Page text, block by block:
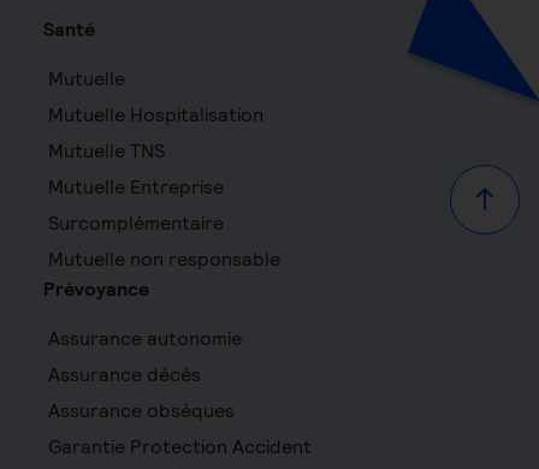
Haut
Santé
Mutuelle
Mutuelle Hospitalisation
Mutuelle TNS
Mutuelle Entreprise
Surcomplémentaire
Mutuelle non responsable
Prévoyance
Assurance autonomie
Assurance décès
Assurance obsèques
Garantie Protection Accident